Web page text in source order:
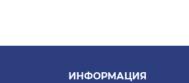
влажности (без конденсации)
ИНФОРМАЦИЯ